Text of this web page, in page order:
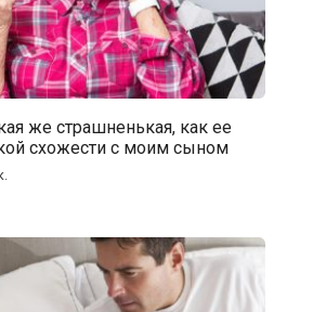
же страшненькая, как ее
схожести с моим сыном